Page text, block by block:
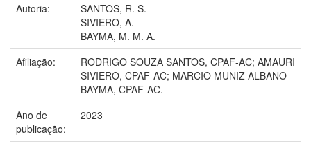
Autoria:
SANTOS, R. S.
SIVIERO, A.
BAYMA, M. M. A.
Afiliação:
RODRIGO SOUZA SANTOS, CPAF-AC; AMAURI
SIVIERO, CPAF-AC; MARCIO MUNIZ ALBANO
BAYMA, CPAF-AC.
Ano de
publicação:
2023